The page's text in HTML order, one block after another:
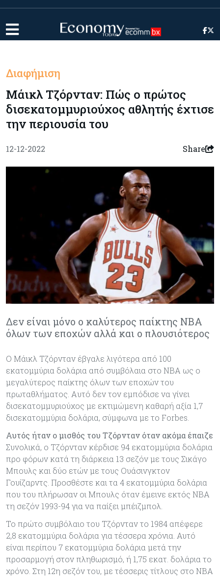
Διαφήμιση
Μάικλ Τζόρνταν: Πώς ο πρώτος
δισεκατομμυριούχος αθλητής έχτισε
την περιουσία του
12-12-2022 Share
Δεν είναι μόνο ο καλύτερος παίκτης NBA
όλων των εποχών αλλά και ο πλουσιότερος
Ο Μάικλ Τζόρνταν έβγαλε λιγότερα από 100
εκατομμύρια δολάρια από συμβόλαια στο ΝΒΑ ως ο
μεγαλύτερος παίκτης όλων των εποχών του
πρωταθλήματος. Aυτό δεν τον εμπόδισε να γίνει
δισεκατομμυριούχος με εκτιμώμενη καθαρή αξία 1,7
δισεκατομμύρια δολάρια, σύμφωνα με το Forbes.
Αυτός ήταν ο μισθός του Τζόρνταν όταν ακόμα έπαιζε
Συνολικά, ο Τζόρνταν κέρδισε 94 εκατομμύρια δολάρια
προ φόρων κατά τη διάρκεια 13 σεζόν με τους Σικάγο
Μπουλς και δύο ετών με τους Ουάσινγκτον
Γουίζαρντς. Προσθέστε και τα 4 εκατομμύρια δολάρια
που του πλήρωσαν οι Μπουλς όταν έμεινε εκτός ΝΒΑ
τη σεζόν 1993-94 για να παίξει μπέιζμπολ.
Το πρώτο συμβόλαιο του Τζόρνταν το 1984 απέφερε
2,8 εκατομμύρια δολάρια για τέσσερα χρόνια. Αυτό
είναι περίπου 7 εκατομμύρια δολάρια μετά την
προσαρμογή στον πληθωρισμό, ή 1,75 εκατ. δολάρια το
χρόνο. Στη 12η σεζόν του, με τέσσερις τίτλους στο ΝΒΑ